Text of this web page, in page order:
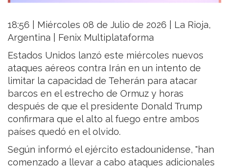
18:56 | Miércoles 08 de Julio de 2026 | La Rioja,
Argentina | Fenix Multiplataforma
Estados Unidos lanzó este miércoles nuevos
ataques aéreos contra Irán en un intento de
limitar la capacidad de Teherán para atacar
barcos en el estrecho de Ormuz y horas
después de que el presidente Donald Trump
confirmara que el alto al fuego entre ambos
países quedó en el olvido.
Según informó el ejército estadounidense, "han
comenzado a llevar a cabo ataques adicionales